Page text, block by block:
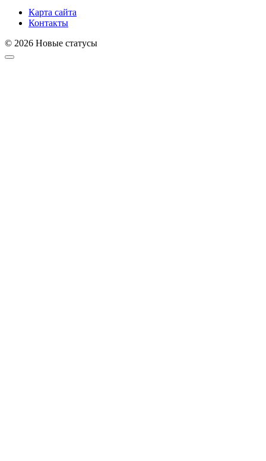
Карта сайта
Контакты
© 2026 Новые статусы